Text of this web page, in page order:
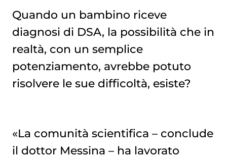
Quando un bambino riceve
diagnosi di DSA, la possibilità che in
realtà, con un semplice
potenziamento, avrebbe potuto
risolvere le sue difficoltà, esiste?
«La comunità scientifica – conclude
il dottor Messina – ha lavorato